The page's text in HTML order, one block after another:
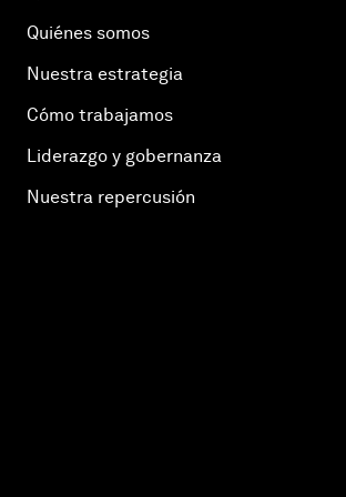
Quiénes somos
Nuestra estrategia
Cómo trabajamos
Liderazgo y gobernanza
Nuestra repercusión